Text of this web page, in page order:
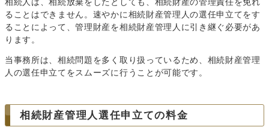
相続人は、相続放棄をしたとしても、相続財産の管理責任を免れ
ることはできません。速やかに相続財産管理人の選任申立てをす
ることによって、管理財産を相続財産管理人に引き継ぐ必要があ
ります。
当事務所は、相続問題を多く取り扱っているため、相続財産管理
人の選任申立てをスムーズに行うことが可能です。
相続財産管理人選任申立ての料金